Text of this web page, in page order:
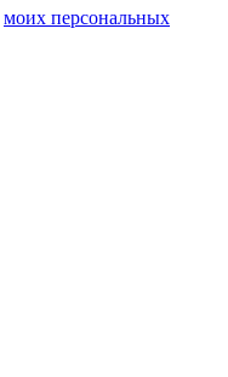
моих персональных